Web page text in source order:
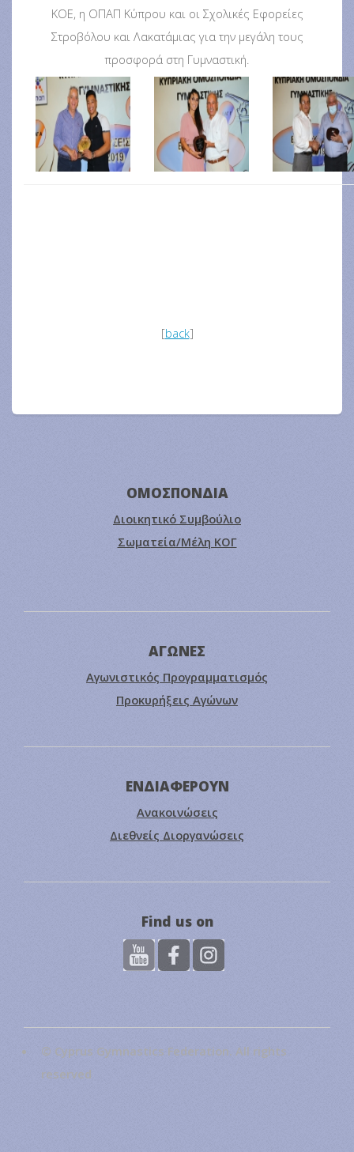
ΚΟΕ, η ΟΠΑΠ Κύπρου και οι Σχολικές Εφορείες
Στροβόλου και Λακατάμιας για την μεγάλη τους
προσφορά στη Γυμναστική.
[back]
ΟΜΟΣΠΟΝΔΙΑ
Διοικητικό Συμβούλιο
Σωματεία/Μέλη ΚΟΓ
ΑΓΩΝΕΣ
Αγωνιστικός Προγραμματισμός
Προκυρήξεις Αγώνων
ΕΝΔΙΑΦΕΡΟΥΝ
Ανακοινώσεις
Διεθνείς Διοργανώσεις
Find us on
© Cyprus Gymnastics Federation. All rights
reserved